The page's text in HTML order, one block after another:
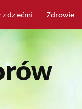
dziećmi Zdrowie